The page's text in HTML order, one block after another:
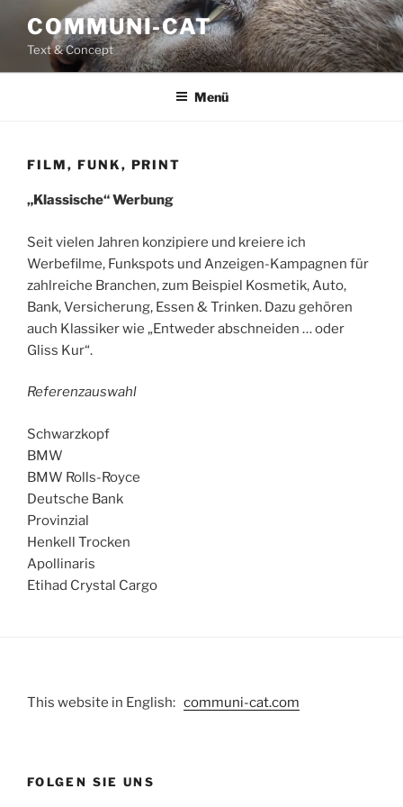
Inhalt
springen
COMMUNI-CAT
Text & Concept
Menü
FILM, FUNK, PRINT
„Klassische“ Werbung
Seit vielen Jahren konzipiere und kreiere ich
Werbefilme, Funkspots und Anzeigen-Kampagnen für
zahlreiche Branchen, zum Beispiel Kosmetik, Auto,
Bank, Versicherung, Essen & Trinken. Dazu gehören
auch Klassiker wie „Entweder abschneiden … oder
Gliss Kur“.
Referenzauswahl
Schwarzkopf
BMW
BMW Rolls-Royce
Deutsche Bank
Provinzial
Henkell Trocken
Apollinaris
Etihad Crystal Cargo
This website in English: communi-cat.com
FOLGEN SIE UNS